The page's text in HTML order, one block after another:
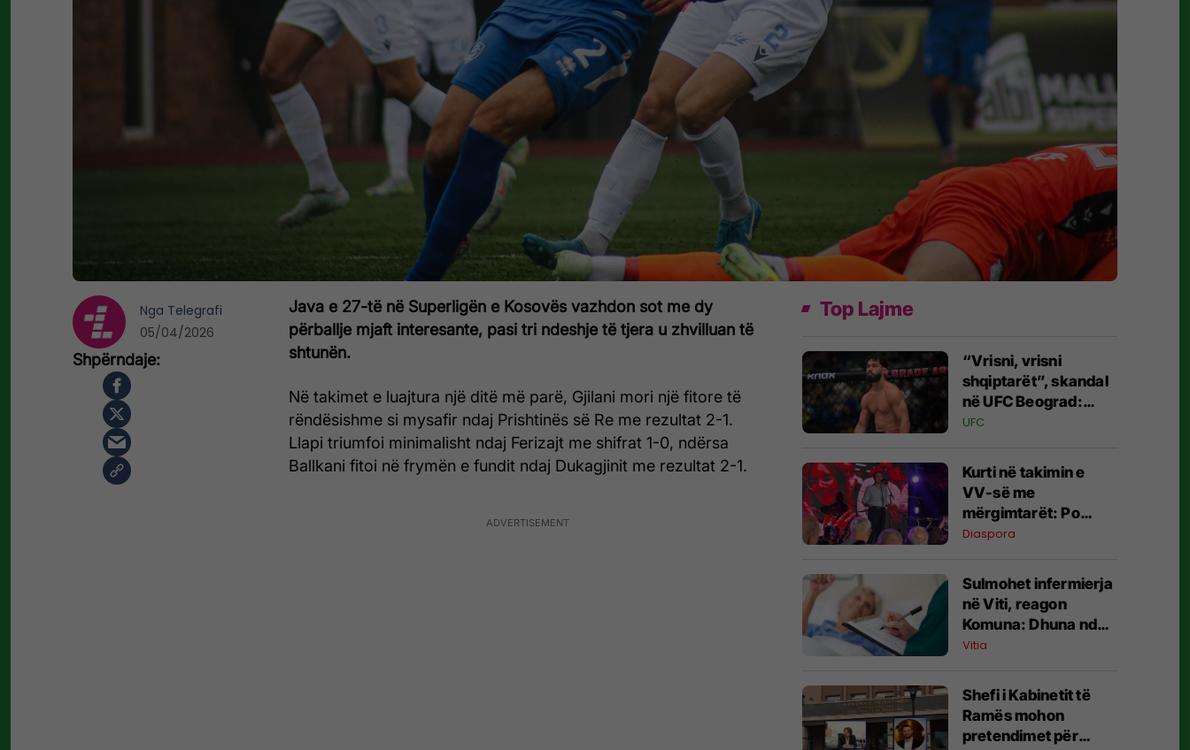
Java e 27-të në Superligën e Kosovës vazhdon sot me dy
përballje mjaft interesante, pasi tri ndeshje të tjera u zhvilluan të
shtunën.
Në takimet e luajtura një ditë më parë, Gjilani mori një fitore të
rëndësishme si mysafir ndaj Prishtinës së Re me rezultat 2-1.
Llapi triumfoi minimalisht ndaj Ferizajt me shifrat 1-0, ndërsa
Ballkani fitoi në frymën e fundit ndaj Dukagjinit me rezultat 2-1.
Nga Telegrafi
05/04/2026
Top Lajme
“Vrisni, vrisni
shqiptarët”, skandal
në UFC Beograd:
Buzukja u përball me
nga tribunat
UFC
Kurti në takimin e
VV-së me
mërgimtarët: Po
krijojmë kushtet që të
Diaspora
Sulmohet infermierja
në Viti, reagon
Komuna: Dhuna ndaj
stafit shëndetësor
Vitia
Shefi i Kabinetit të
Ramës mohon
pretendimet për